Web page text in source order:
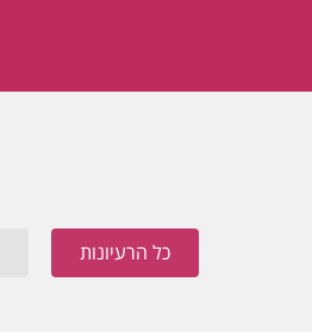
כל הרעיונות